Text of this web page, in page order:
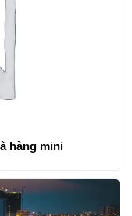
hàng mini